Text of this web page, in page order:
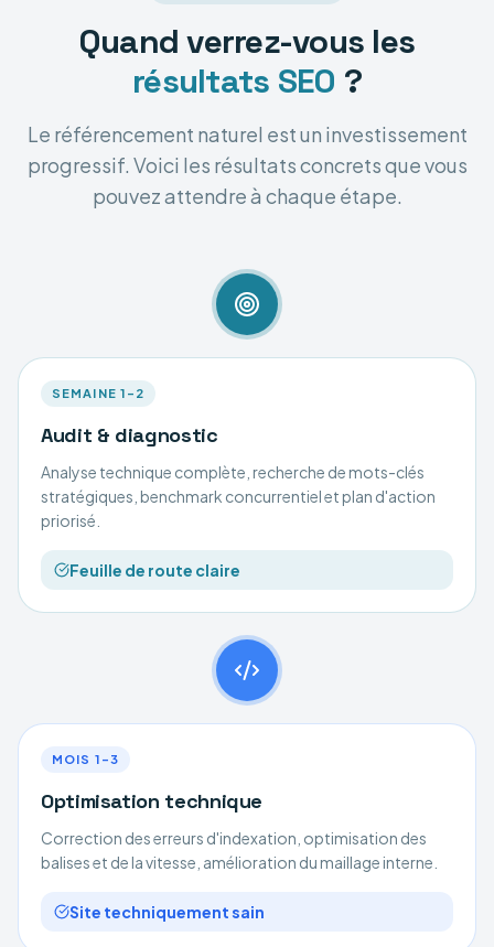
Quand verrez-vous les
résultats SEO ?
Le référencement naturel est un investissement
progressif. Voici les résultats concrets que vous
pouvez attendre à chaque étape.
SEMAINE 1–2
Audit & diagnostic
Analyse technique complète, recherche de mots-clés
stratégiques, benchmark concurrentiel et plan d'action
priorisé.
Feuille de route claire
MOIS 1–3
Optimisation technique
Correction des erreurs d'indexation, optimisation des
balises et de la vitesse, amélioration du maillage interne.
Site techniquement sain